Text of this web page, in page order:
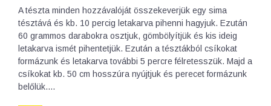
A tészta minden hozzávalóját összekeverjük egy sima
tésztává és kb. 10 percig letakarva pihenni hagyjuk. Ezután
60 grammos darabokra osztjuk, gömbölyítjük és kis ideig
letakarva ismét pihentetjük. Ezután a tésztákból csíkokat
formázunk és letakarva további 5 percre félretesszük. Majd a
csíkokat kb. 50 cm hosszúra nyújtjuk és perecet formázunk
belőlük.…